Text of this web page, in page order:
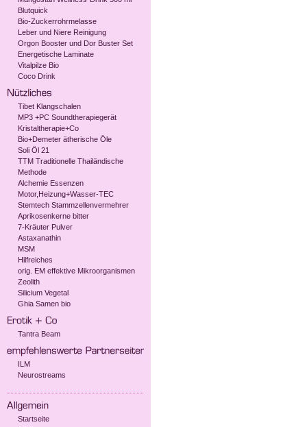
Blutquick
Bio-Zuckerrohrmelasse
Leber und Niere Reinigung
Orgon Booster und Dor Buster Set
Energetische Laminate
Vitalpilze Bio
Coco Drink
Tibet Klangschalen
MP3 +PC Soundtherapiegerät
Kristaltherapie+Co
Bio+Demeter ätherische Öle
Soli Öl 21
TTM Traditionelle Thailändische
Methode
Alchemie Essenzen
Motor,Heizung+Wasser-TEC
Stemtech Stammzellenvermehrer
Aprikosenkerne bitter
7-Kräuter Pulver
Astaxanathin
MSM
Hilfreiches
orig. EM effektive Mikroorganismen
Zeolith
Silicium Vegetal
Ghia Samen bio
Tantra Beam
ILM
Neurostreams
Startseite